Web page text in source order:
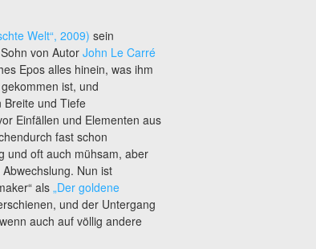
Welt“, 2009) sein
von Autor John Le Carré
Epos alles hinein, was ihm
ist, und
Breite und Tiefe
Einfällen und Elementen aus
fast schon
und oft auch mühsam, aber
Nun ist
als„Der goldene
und der Untergang
auch auf völlig andere